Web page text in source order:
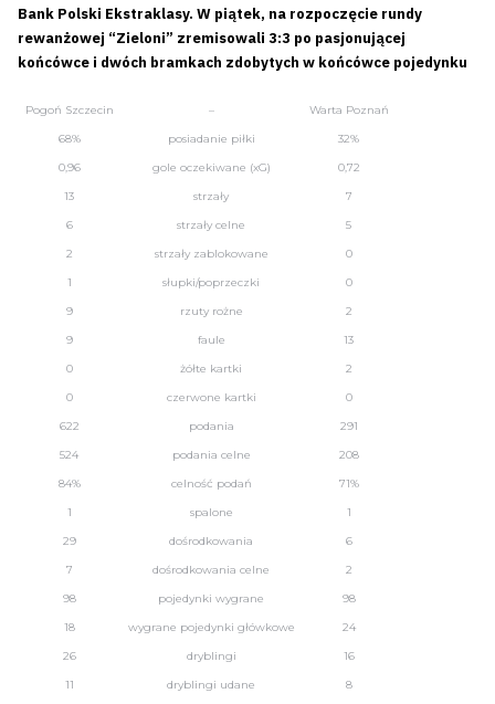
Bank Polski Ekstraklasy. W piątek, na rozpoczęcie rundy
rewanżowej “Zieloni” zremisowali 3:3 po pasjonującej
końcówce i dwóch bramkach zdobytych w końcówce pojedynku
Pogoń Szczecin –
Warta Poznań
68%
posiadanie piłki
32%
0,96
gole oczekiwane (xG)
0,72
13
strzały
7
6
strzały celne
5
2
strzały zablokowane
0
1
słupki/poprzeczki
0
9
rzuty rożne
2
9
faule
13
0
żółte kartki
2
0
czerwone kartki
0
622
podania
291
524
podania celne
208
84%
celność podań
71%
1
spalone
1
29
dośrodkowania
6
7
dośrodkowania celne
2
98
pojedynki wygrane
98
18
wygrane pojedynki główkowe
24
26
dryblingi
16
11
dryblingi udane
8